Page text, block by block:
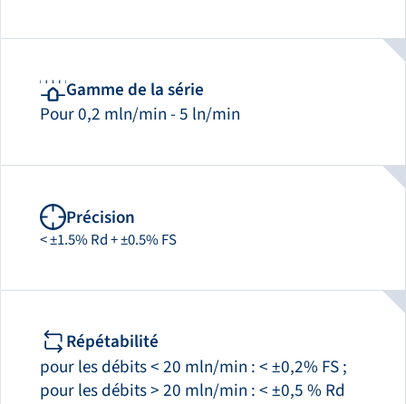
Gamme de la série
Pour 0,2 mln/min - 5 ln/min
Précision
< ±1.5% Rd + ±0.5% FS
Répétabilité
pour les débits < 20 mln/min : < ±0,2% FS ;
pour les débits > 20 mln/min : < ±0,5 % Rd